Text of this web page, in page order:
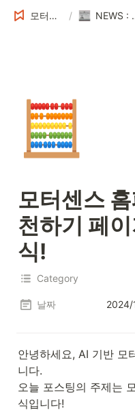
모터센스 Tech Blog / NEWS
🧮
모터센스
천하기 페
식!
Category
날짜 2024/
안녕하세요, AI 기반 모
니다.
오늘 포스팅의 주제는
식입니다!